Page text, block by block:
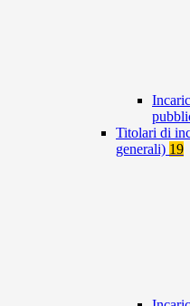
Titolari di
generali) 19